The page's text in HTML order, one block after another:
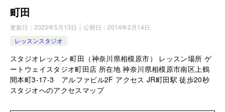
町田
更新日： 2023年5月13日 公開日： 2014年2月14日
レッスンスタジオ
スタジオレッスン 町田（神奈川県相模原市） レッスン場所 ゲ
ートウェイスタジオ町田店 所在地 神奈川県相模原市南区上鶴
間本町3-17-3 アルファビル2F アクセス JR町田駅 徒歩20秒
スタジオへのアクセスマップ